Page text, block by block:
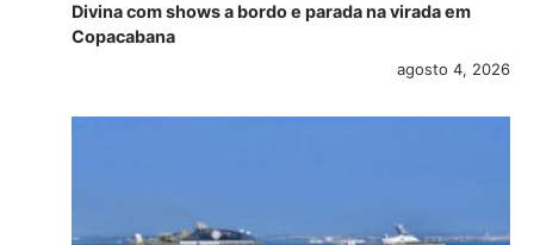
Divina com shows a bordo e parada na virada em
Copacabana
agosto 4, 2026